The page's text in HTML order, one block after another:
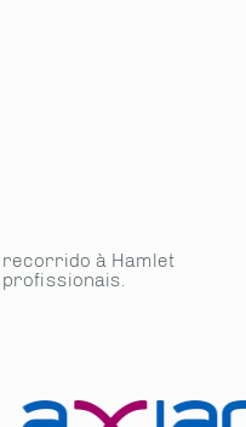
à Hamlet